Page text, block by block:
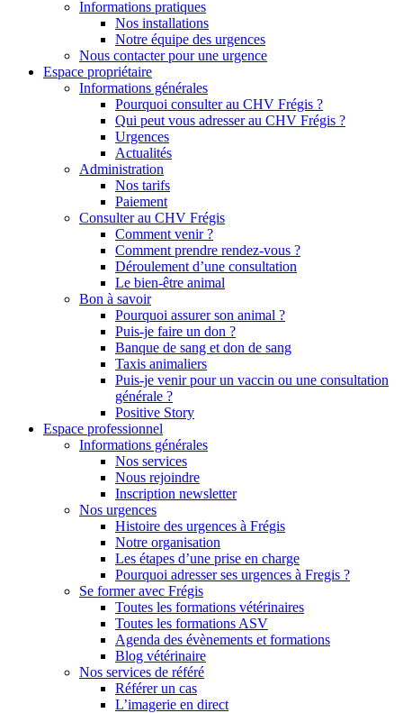
Informations pratiques
Nos installations
Notre équipe des urgences
Nous contacter pour une urgence
Espace propriétaire
Informations générales
Pourquoi consulter au CHV Frégis ?
Qui peut vous adresser au CHV Frégis ?
Urgences
Actualités
Administration
Nos tarifs
Paiement
Consulter au CHV Frégis
Comment venir ?
Comment prendre rendez-vous ?
Déroulement d’une consultation
Le bien-être animal
Bon à savoir
Pourquoi assurer son animal ?
Puis-je faire un don ?
Banque de sang et don de sang
Taxis animaliers
Puis-je venir pour un vaccin ou une consultation
générale ?
Positive Story
Espace professionnel
Informations générales
Nos services
Nous rejoindre
Inscription newsletter
Nos urgences
Histoire des urgences à Frégis
Notre organisation
Les étapes d’une prise en charge
Pourquoi adresser ses urgences à Fregis ?
Se former avec Frégis
Toutes les formations vétérinaires
Toutes les formations ASV
Agenda des évènements et formations
Blog vétérinaire
Nos services de référé
Référer un cas
L’imagerie en direct